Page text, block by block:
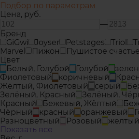
Подбор по параметрам
Цена, руб.
—
Бренд
GiGwi
Joyser Petstages Triol
Marvel
Пижон
Пушистое счастье
Цвет
Белый, Голубой
Голубой
Фиолетовый
коричневый
Жёлтый, Фиолетовый
серый
Зелёный, Красный
Зелёный,
Красный
Бежевый, Жёлтый
Чёрный
красный оранжевый
Разноцветный
Розовый желтый
Показать все